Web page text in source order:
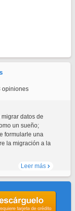
opiniones
datos de
un sueño;
formularle una
la migración a la
Leer más